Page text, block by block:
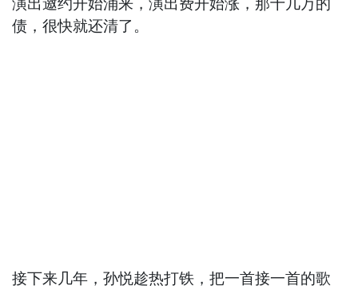
演出邀约开始涌来，演出费开始涨，那十几万的
债，很快就还清了。
接下来几年，孙悦趁热打铁，把一首接一首的歌